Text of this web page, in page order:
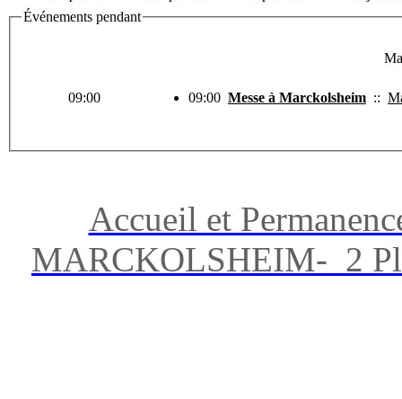
Événements pendant
09:00 09:00 Messe à Marckolsheim ::
Accueil et
MARCKOLSHEIM- 2